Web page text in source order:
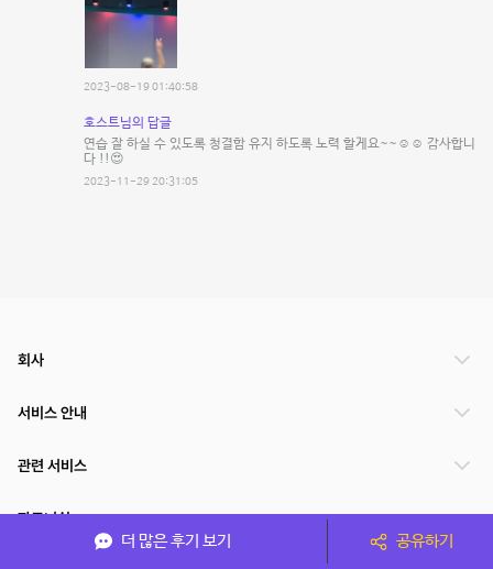
2023-08-19 01:40:58
호스트님의 답글
연습 잘 하실 수 있도록 청결함 유지 하도록 노력 할게요~~☺️☺️ 감사합니
다 !!😍
2023-11-29 20:31:05
더 많은 후기 보기 공유하기
회사
서비스 안내
관련 서비스
파트너쉽